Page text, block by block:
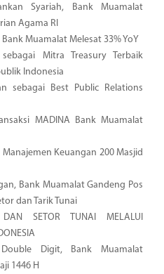
Syariah, Bank Muamalat
Agama RI
Muamalat Melesat 33% YoY
Mitra Treasury Terbaik
Indonesia
sebagai Best Public Relations
MADINA Bank Muamalat
Keuangan 200 Masjid
Bank Muamalat Gandeng Pos
dan Tarik Tunai
SETOR TUNAI MELALUI
Digit, Bank Muamalat
1446 H